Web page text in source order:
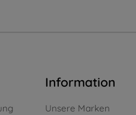
Information
Unsere Marken